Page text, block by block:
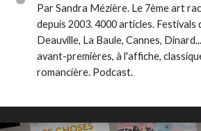
Par Sandra Mézière. Le 7ème art
depuis 2003. 4000 articles. Festivals
Deauville, La Baule, Cannes,
avant-premières, à l'affiche,
romancière. Podcast.